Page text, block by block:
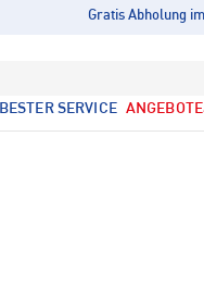
Gratis Abholung
BESTER SERVICE ANGEBOTE